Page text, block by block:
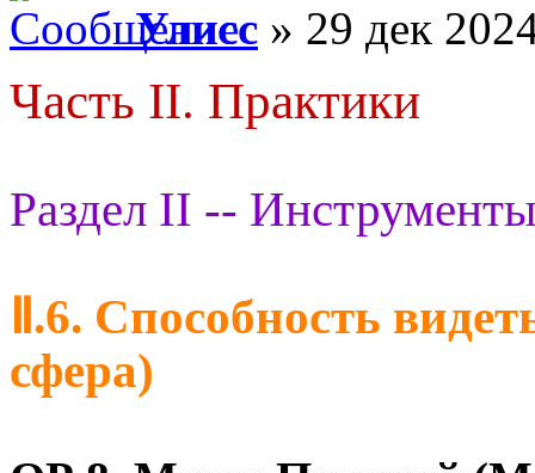
Улисс » 29 дек
Часть II. Практики
Раздел II --
Ⅱ.6. Способность
сфера)